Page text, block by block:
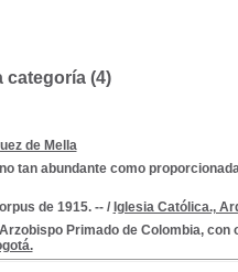
categoría (4)
de Mella
tan abundante como
de 1915. --/ Iglesia Católica.,
Primado de Colombia,